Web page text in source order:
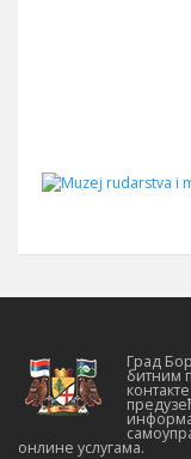
Град
битним
онлине услугама.